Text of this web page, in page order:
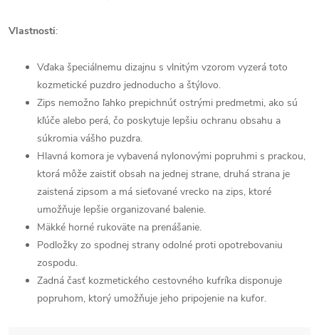
Vlastnosti:
Vďaka špeciálnemu dizajnu s vlnitým vzorom vyzerá toto
kozmetické puzdro jednoducho a štýlovo.
Zips nemožno ľahko prepichnúť ostrými predmetmi, ako sú
kľúče alebo perá, čo poskytuje lepšiu ochranu obsahu a
súkromia vášho puzdra.
Hlavná komora je vybavená nylonovými popruhmi s prackou,
ktorá môže zaistiť obsah na jednej strane, druhá strana je
zaistená zipsom a má sieťované vrecko na zips, ktoré
umožňuje lepšie organizované balenie.
Mäkké horné rukoväte na prenášanie.
Podložky zo spodnej strany odolné proti opotrebovaniu
zospodu.
Zadná časť kozmetického cestovného kufríka disponuje
popruhom, ktorý umožňuje jeho pripojenie na kufor.